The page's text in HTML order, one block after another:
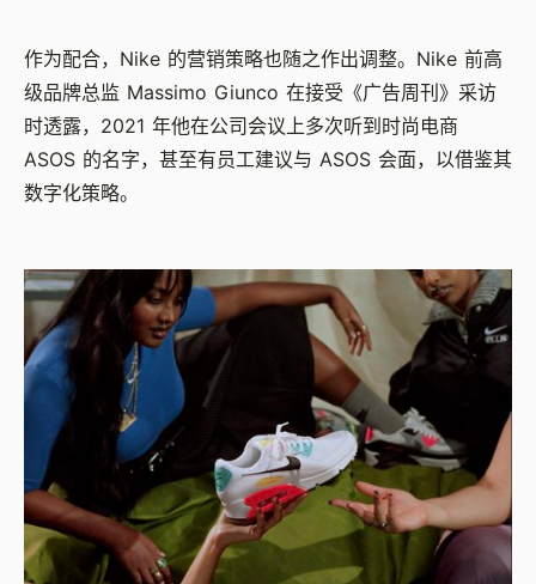
作为配合，Nike 的营销策略也随之作出调整。Nike 前高
级品牌总监 Massimo Giunco 在接受《广告周刊》采访
时透露，2021 年他在公司会议上多次听到时尚电商
ASOS 的名字，甚至有员工建议与 ASOS 会面，以借鉴其
数字化策略。